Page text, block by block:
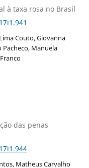
à taxa rosa no Brasil
Couto, Giovanna
Pacheco, Manuela
das penas
Matheus Carvalho